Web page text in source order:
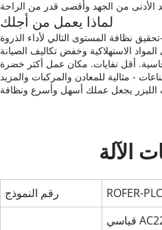
لماذا يعمل من أجلك
الليزر يجعل عملك أسهل وأسرع ونظافة
رقم النموذج ROFER-
قياسي AC220V ± 10 ٪ ، 50/60 هرتز محول